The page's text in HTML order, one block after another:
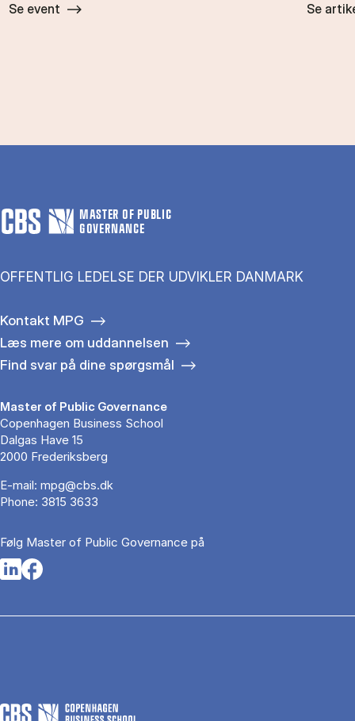
Se event Se
MASTER OF PUBLIC
GOVERNANCE
OFFENTLIG LEDELSE DER UDVIKLER DANMARK
Kontakt MPG
Læs mere om uddannelsen
Find svar på dine spørgsmål
Master of Public Governance
Copenhagen Business School
Dalgas Have 15
2000 Frederiksberg
E-mail: mpg@cbs.dk
Phone: 3815 3633
Følg Master of Public Governance på
Opens in a new tab
Opens in a new tab